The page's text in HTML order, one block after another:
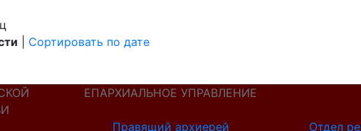
Сортировать по дате
ЕПАРХИАЛЬНОЕ УПРАВЛЕНИЕ
Правящий архиерей Отдел